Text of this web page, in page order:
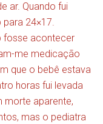
ar. Quando fui
para 24×17.
fosse acontecer
me medicação
que o bebê estava
horas fui levada
morte aparente,
mas o pediatra